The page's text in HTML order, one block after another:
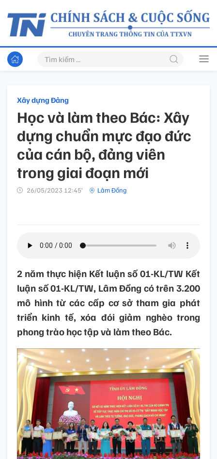
Xây dựng Đảng
Học và làm theo Bác: Xây
dựng chuẩn mực đạo đức
của cán bộ, đảng viên
trong giai đoạn mới
26/05/2023 12:45’ Lâm Đồng
2 năm thực hiện Kết luận số 01-KL/TW Kết
luận số 01-KL/TW, Lâm Đồng có trên 3.200
mô hình từ các cấp cơ sở tham gia phát
triển kinh tế, xóa đói giảm nghèo trong
phong trào học tập và làm theo Bác.